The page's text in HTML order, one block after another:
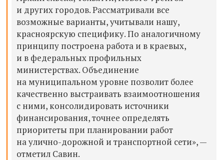
и других городов. Рассматривали все
возможные варианты, учитывали нашу,
красноярскую специфику. По аналогичному
принципу построена работа и в краевых,
и в федеральных профильных
министерствах. Объединение
на муниципальном уровне позволит более
качественно выстраивать взаимоотношения
с ними, консолидировать источники
финансирования, точнее определять
приоритеты при планировании работ
на улично-дорожной и транспортной сети», —
отметил Савин.